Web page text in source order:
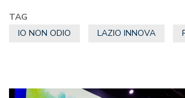
TAG
IO NON ODIO
LAZIO INNOVA